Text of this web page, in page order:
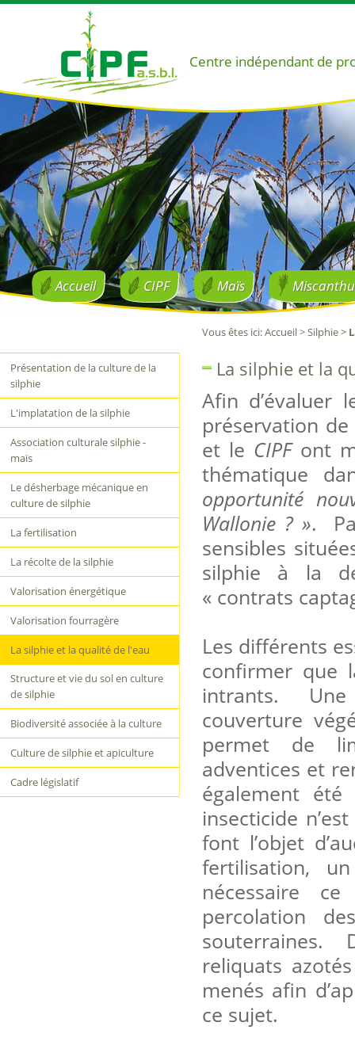
Centre indépendant de
Accueil CIPF Maïs
Présentation de la culture de la
silphie
L'implatation de la silphie
Association culturale silphie -
maïs
Le désherbage mécanique en
culture de silphie
La fertilisation
La récolte de la silphie
Valorisation énergétique
Valorisation fourragère
La silphie et la qualité de l'eau
Structure et vie du sol en culture
de silphie
Biodiversité associée à la culture
Culture de silphie et apiculture
Cadre législatif
Vous êtes ici:Accueil>Silphie>
La silphie et la
Afin d’évaluer
préservation
et le CIPFont
thématique
opportunité
Wallonie ? ».
sensibles
silphie à la
« contrats
Les différents
confirmer que
intrants. Une
couverture
permet de
adventices et
également été
insecticide
font l’objet
fertilisation,
nécessaire
percolation
souterraines.
reliquats
menés afin
ce sujet.